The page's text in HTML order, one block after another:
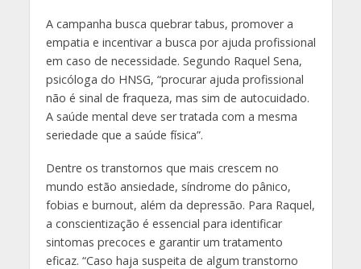
A campanha busca quebrar tabus, promover a
empatia e incentivar a busca por ajuda profissional
em caso de necessidade. Segundo Raquel Sena,
psicóloga do HNSG, “procurar ajuda profissional
não é sinal de fraqueza, mas sim de autocuidado.
A saúde mental deve ser tratada com a mesma
seriedade que a saúde física”.
Dentre os transtornos que mais crescem no
mundo estão ansiedade, síndrome do pânico,
fobias e burnout, além da depressão. Para Raquel,
a conscientização é essencial para identificar
sintomas precoces e garantir um tratamento
eficaz. “Caso haja suspeita de algum transtorno